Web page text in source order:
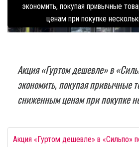
экономить, покупая привычные
ценам при покупке
Акция «Гуртом дешевле» в
экономить, покупая привычные
сниженным ценам при покупке
Акция «Гуртом дешевле» в «Сильпо»